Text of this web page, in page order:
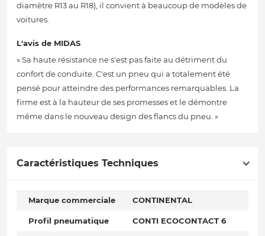
diamètre R13 au R18), il convient à beaucoup de modèles de
voitures.
L'avis de MIDAS
« Sa haute résistance ne s'est pas faite au détriment du
confort de conduite. C'est un pneu qui a totalement été
pensé pour atteindre des performances remarquables. La
firme est à la hauteur de ses promesses et le démontre
même dans le nouveau design des flancs du pneu. »
Caractéristiques Techniques
Marque commerciale CONTINENTAL
Profil pneumatique CONTI ECOCONTACT 6